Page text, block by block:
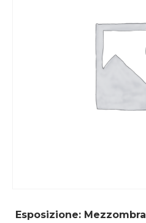
Esposizione: Mezzombra